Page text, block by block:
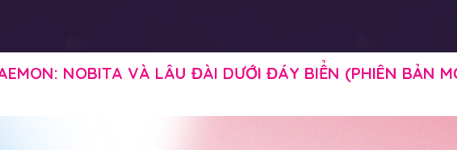
NOBITA VÀ LÂU ĐÀI DƯỚI ĐÁY BIỂN (PHIÊN BẢN